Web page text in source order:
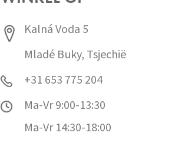
Kalná Voda 5
Mladé Buky, Tsjechië
+31 653 775 204
Ma-Vr 9:00-13:30
Ma-Vr 14:30-18:00